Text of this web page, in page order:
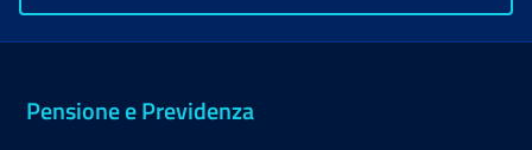
Pensione e Previdenza